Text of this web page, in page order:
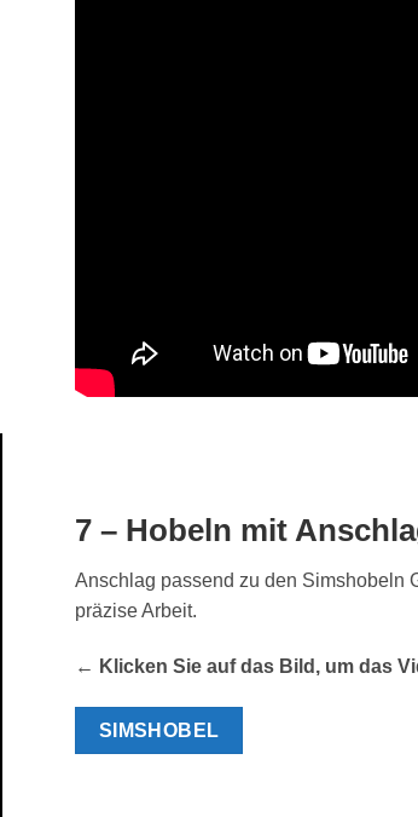
7 – Hobeln mit
Anschlag passend zu den Simshobeln
präzise Arbeit.
← Klicken Sie auf das Bild, um das
SIMSHOBEL